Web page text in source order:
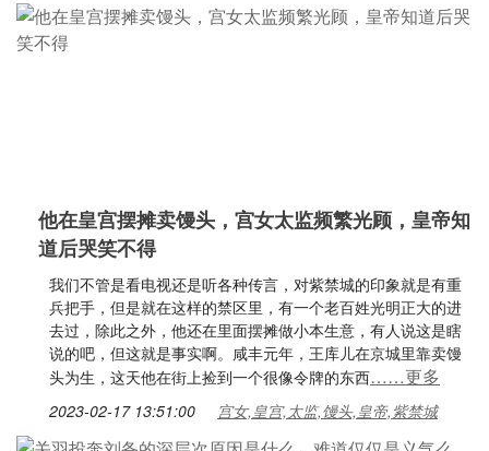
他在皇宫摆摊卖馒头，宫女太监频繁光顾，皇帝知
道后哭笑不得
我们不管是看电视还是听各种传言，对紫禁城的印象就是有重
兵把手，但是就在这样的禁区里，有一个老百姓光明正大的进
去过，除此之外，他还在里面摆摊做小本生意，有人说这是瞎
说的吧，但这就是事实啊。咸丰元年，王库儿在京城里靠卖馒
头为生，这天他在街上捡到一个很像令牌的东西……更多
2023-02-17 13:51:00 宫女,皇宫,太监,馒头,皇帝,紫禁城